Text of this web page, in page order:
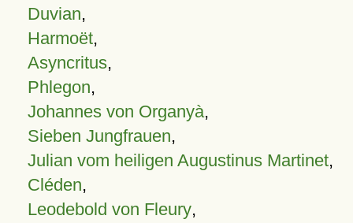
Duvian,
Harmoët,
Asyncritus,
Phlegon,
Johannes von Organyà,
Sieben Jungfrauen,
Julian vom heiligen Augustinus Martinet,
Cléden,
Leodebold von Fleury,